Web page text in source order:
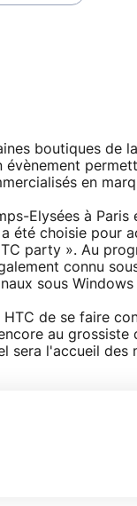
boutiques de
évènement
en
Elysées à
été choisie pour
party ». Au
connu
sous Windows
de se faire
au
sera l'accueil